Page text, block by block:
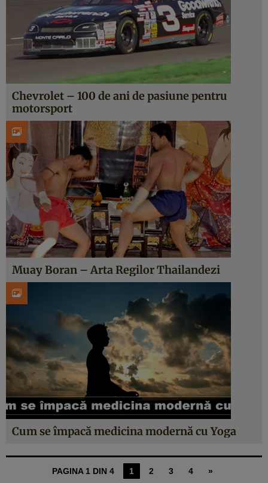
Chevrolet – 100 de ani de pasiune pentru
motorsport
Muay Boran – Arta Regilor Thailandezi
Cum se împacă medicina modernă cu Yoga
PAGINA 1 DIN 4 1 2 3 4 »